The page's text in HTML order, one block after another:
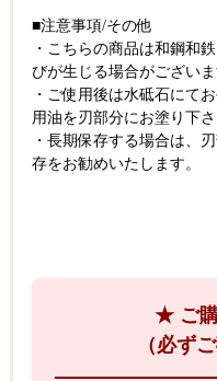
■注意事項/その他
・こちらの商品は和鋼和
びが生じる場合がございま
・ご使用後は水砥石にて
用油を刃部分にお塗り下さ
・長期保存する場合は、
存をお勧めいたします。
★ ご
（必ず